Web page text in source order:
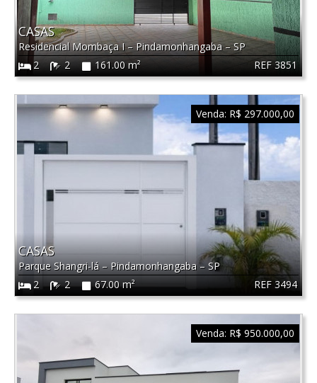
REF 3851
CASAS
Residencial Mombaça I–Pindamonhangaba–SP
2
2 161.00 m²
REF 3494
CASAS
Parque Shangri-lá–Pindamonhangaba – SP
2
2 67.00 m²
Venda: R$ 297.000,00
Venda: R$ 950.000,00